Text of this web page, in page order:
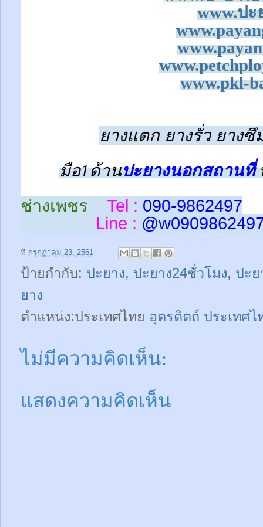
www.ปะ
www.pkl-
ยางแตก ยางรั่ว ยางซึ
มือ1ด้านปะยางนอกสถานที่
ช่างเพชร
Tel : 090-9862497
Line : @w
ที่ กรกฎาคม 23, 2561
ป้ายกำกับ: ปะยาง, ปะยาง24ชั่วโมง, ปะ
ยาง
ตำแหน่ง:ประเทศไทย อุตรดิตถ์ ประเทศไ
ไม่มีความคิดเห็น:
แสดงความคิดเห็น